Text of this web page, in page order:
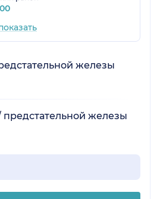
железы
железы